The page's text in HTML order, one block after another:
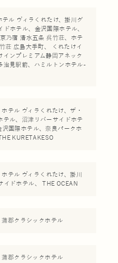
テル ヴィラくれたけ、掛川グ
ホテル、金沢国際ホテル、
乃宿 清水五条 呉竹荘、ホテ
荘 広島大手町、 くれたけイ
インプレミアム静岡アネック
治見駅前、ハミルトンホテル-
テル ヴィラくれたけ、ザ・
テル、沼津リバーサイドホテ
国際ホテル、奈良パークホ
KURETAKESO
テル ヴィラくれたけ、掛川
イドホテル、 THE OCEAN
郡クラシックホテル
郡クラシックホテル